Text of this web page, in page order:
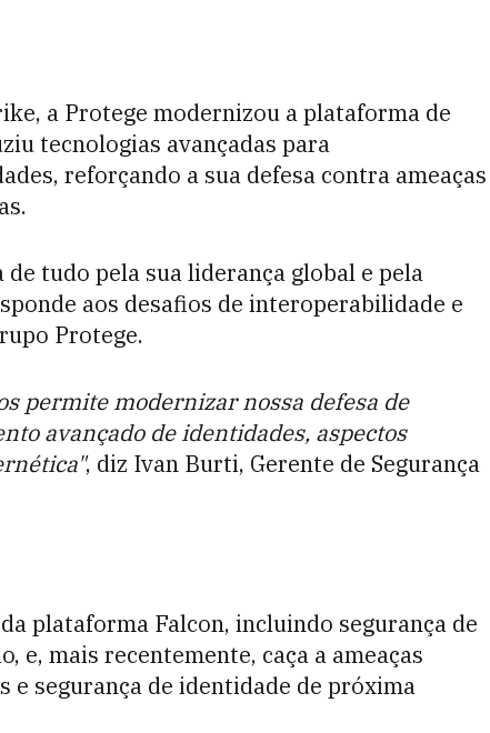
a Protege modernizou a plataforma de
tecnologias avançadas para
reforçando a sua defesa contra ameaças
tudo pela sua liderança global e pela
aos desafios de interoperabilidade e
Protege.
permite modernizar nossa defesa de
avançado de identidades, aspectos
, diz Ivan Burti, Gerente de Segurança
plataforma Falcon, incluindo segurança de
e, mais recentemente, caça a ameaças
segurança de identidade de próxima